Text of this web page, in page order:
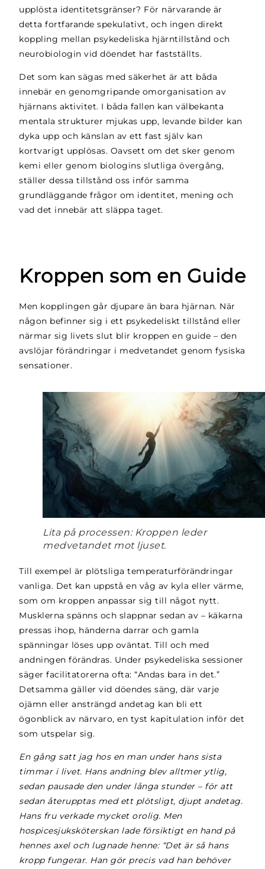
upplösta identitetsgränser? För närvarande är
detta fortfarande spekulativt, och ingen direkt
koppling mellan psykedeliska hjärntillstånd och
neurobiologin vid döendet har fastställts.
Det som kan sägas med säkerhet är att båda
innebär en genomgripande omorganisation av
hjärnans aktivitet. I båda fallen kan välbekanta
mentala strukturer mjukas upp, levande bilder kan
dyka upp och känslan av ett fast själv kan
kortvarigt upplösas. Oavsett om det sker genom
kemi eller genom biologins slutliga övergång,
ställer dessa tillstånd oss inför samma
grundläggande frågor om identitet, mening och
vad det innebär att släppa taget.
Kroppen som en Guide
Men kopplingen går djupare än bara hjärnan. När
någon befinner sig i ett psykedeliskt tillstånd eller
närmar sig livets slut blir kroppen en guide – den
avslöjar förändringar i medvetandet genom fysiska
sensationer.
Lita på processen: Kroppen leder
medvetandet mot ljuset.
Till exempel är plötsliga temperaturförändringar
vanliga. Det kan uppstå en våg av kyla eller värme,
som om kroppen anpassar sig till något nytt.
Musklerna spänns och slappnar sedan av – käkarna
pressas ihop, händerna darrar och gamla
spänningar löses upp oväntat. Till och med
andningen förändras. Under psykedeliska sessioner
säger facilitatorerna ofta: “Andas bara in det.”
Detsamma gäller vid döendes säng, där varje
ojämn eller ansträngd andetag kan bli ett
ögonblick av närvaro, en tyst kapitulation inför det
som utspelar sig.
En gång satt jag hos en man under hans sista
timmar i livet. Hans andning blev alltmer ytlig,
sedan pausade den under långa stunder – för att
sedan återupptas med ett plötsligt, djupt andetag.
Hans fru verkade mycket orolig. Men
hospicesjuksköterskan lade försiktigt en hand på
hennes axel och lugnade henne: “Det är så hans
kropp fungerar. Han gör precis vad han behöver